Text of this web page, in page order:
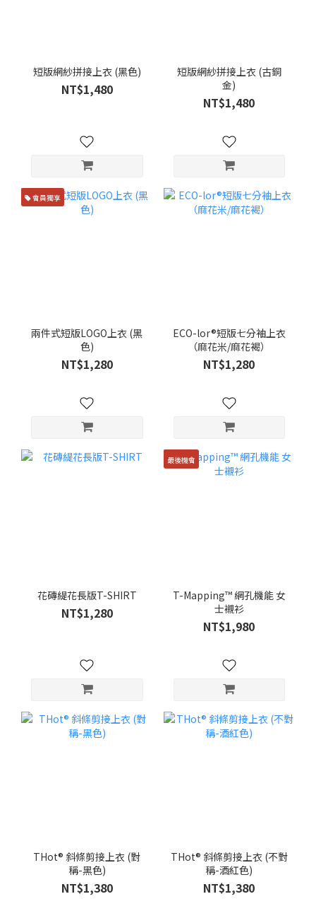
短版網紗拼接上衣 (黑色)
NT$1,480
短版網紗拼接上衣 (古銅
金)
NT$1,480
會員獨享
兩件式短版LOGO上衣 (黑
色)
NT$1,280
ECO-lor®短版七分袖上衣
（麻花米/麻花褐）
NT$1,280
花磚緹花長版T-SHIRT
NT$1,280
最後機會
T-Mapping™ 網孔機能 女
士襯衫
NT$1,980
THot® 斜條剪接上衣 (對
稱-黑色)
NT$1,380
THot® 斜條剪接上衣 (不對
稱-酒紅色)
NT$1,380